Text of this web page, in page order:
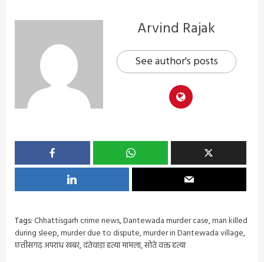
Arvind Rajak
See author's posts
Tags:Chhattisgarh crime news,Dantewada murder case,man killed
during sleep,murder due to dispute,murder in Dantewada village,
छत्तीसगढ़ अपराध खबर,दंतेवाड़ा हत्या मामला,सोते वक्त हत्या